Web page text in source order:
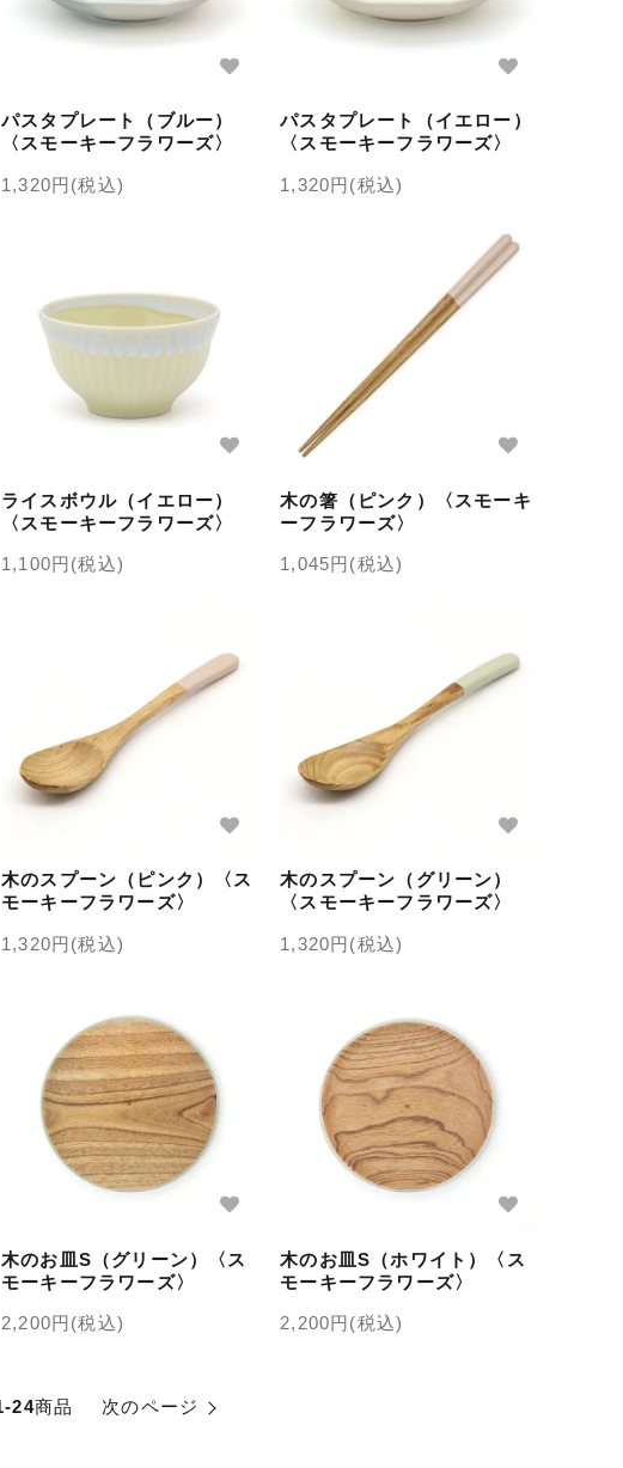
パスタプレート（ブルー）
〈スモーキーフラワーズ〉
1,320円(税込)
パスタプレート（イエロー）
〈スモーキーフラワーズ〉
1,320円(税込)
ライスボウル（イエロー）
〈スモーキーフラワーズ〉
1,100円(税込)
木の箸（ピンク）〈スモーキ
ーフラワーズ〉
1,045円(税込)
木のスプーン（ピンク）〈ス
モーキーフラワーズ〉
1,320円(税込)
木のスプーン（グリーン）
〈スモーキーフラワーズ〉
1,320円(税込)
木のお皿S（グリーン）〈ス
モーキーフラワーズ〉
2,200円(税込)
木のお皿S（ホワイト）〈ス
モーキーフラワーズ〉
2,200円(税込)
24商品 次のページ